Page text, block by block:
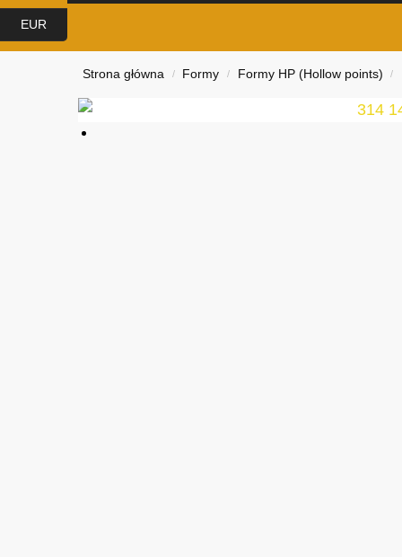
Strona główna / Formy / Formy HP (Hollow points) /
EUR